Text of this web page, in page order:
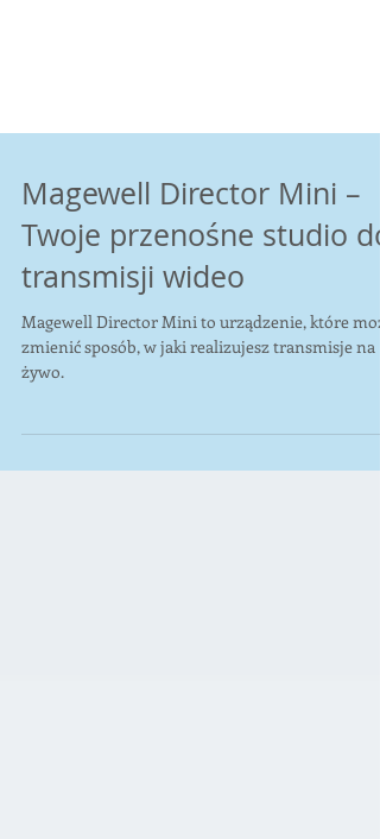
Magewell Director Mini –
Twoje przenośne studio do
transmisji wideo
Magewell Director Mini to urządzenie, które